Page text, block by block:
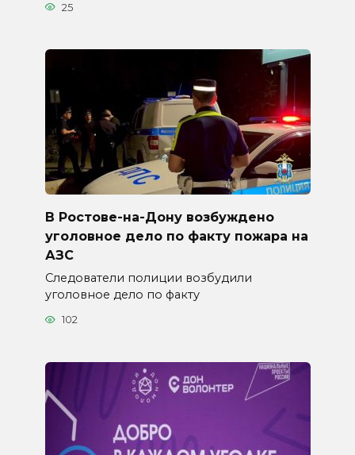
25
В Ростове-на-Дону возбуждено
уголовное дело по факту пожара на
АЗС
Следователи полиции возбудили
уголовное дело по факту
102